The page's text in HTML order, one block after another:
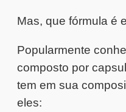
Mas, que fórmula é
Popularmente
composto por
tem em sua
eles: